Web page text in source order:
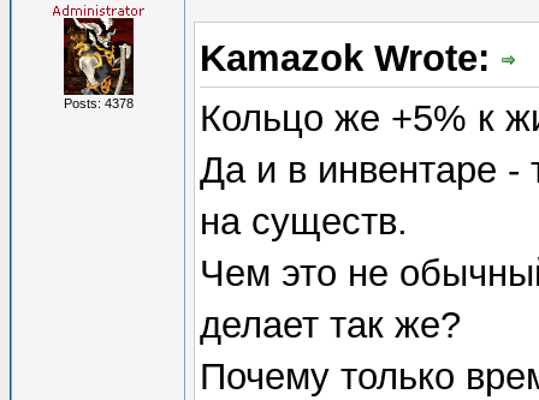
Posts: 4378
Kamazok Wrote:
Кольцо же +5% к
Да и в инвентаре -
на существ.
Чем это не
делает так же?
Почему только